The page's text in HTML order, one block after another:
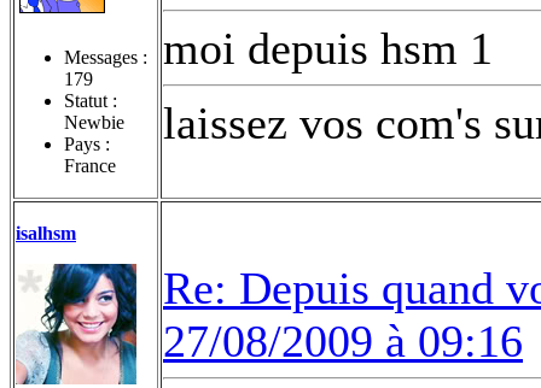
Messages :
179
Statut :
Newbie
Pays :
France
moi depuis hsm 1
laissez vos com's
isalhsm
Re: Depuis quand
27/08/2009 à 09:16